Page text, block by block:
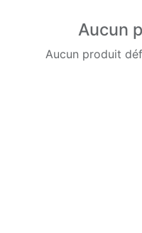
Aucun
Aucun produit